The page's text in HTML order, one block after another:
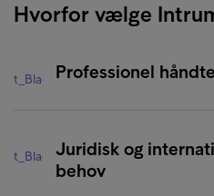
Hvorfor vælge
Professionel
Juridisk og
behov